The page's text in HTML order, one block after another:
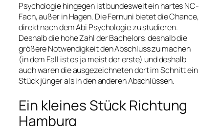
Psychologie hingegen ist bundesweit ein hartes NC-
Fach, außer in Hagen. Die Fernuni bietet die Chance,
direkt nach dem Abi Psychologie zu studieren.
Deshalb die hohe Zahl der Bachelors, deshalb die
größere Notwendigkeit den Abschluss zu machen
(in dem Fall ist es ja meist der erste) und deshalb
auch waren die ausgezeichneten dort im Schnitt ein
Stück jünger als in den anderen Abschlüssen.
Ein kleines Stück Richtung
Hamburg